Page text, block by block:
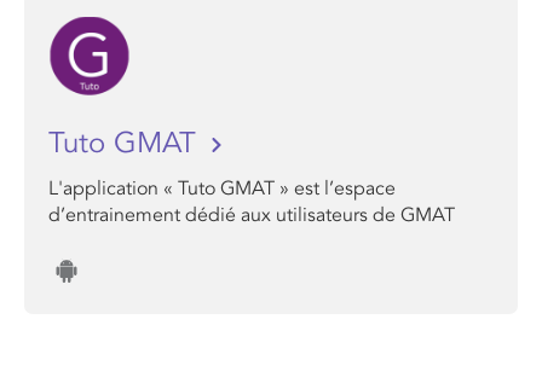
Tuto GMAT
L'application « Tuto GMAT » est l’espace
d’entrainement dédié aux utilisateurs de GMAT